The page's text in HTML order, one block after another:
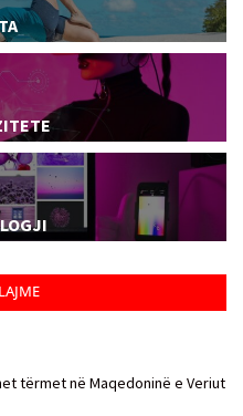
tërmet në Maqedoninë e Veriut